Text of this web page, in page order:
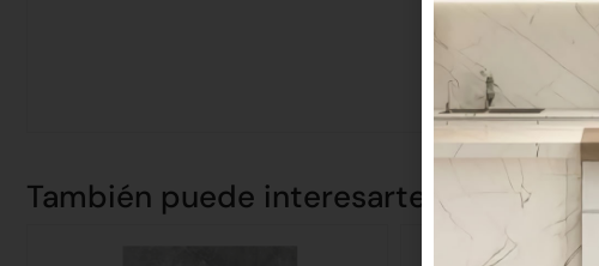
También puede interesarte